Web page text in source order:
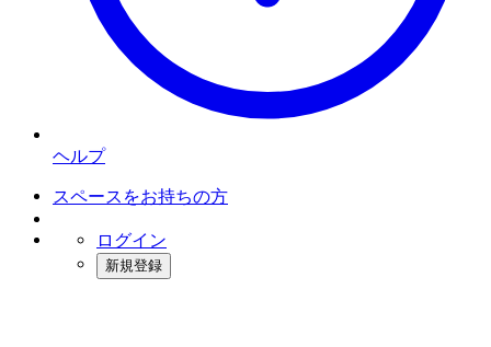
ヘルプ
スペースをお持ちの方
ログイン
新規登録